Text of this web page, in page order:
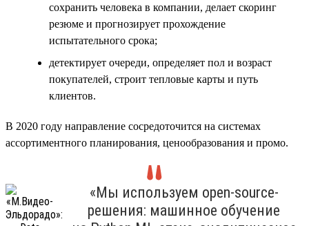
сохранить человека в компании, делает скоринг
резюме и прогнозирует прохождение
испытательного срока;
детектирует очереди, определяет пол и возраст
покупателей, строит тепловые карты и путь
клиентов.
В 2020 году направление сосредоточится на системах
ассортиментного планирования, ценообразования и промо.
«Мы используем open-source-
решения: машинное обучение